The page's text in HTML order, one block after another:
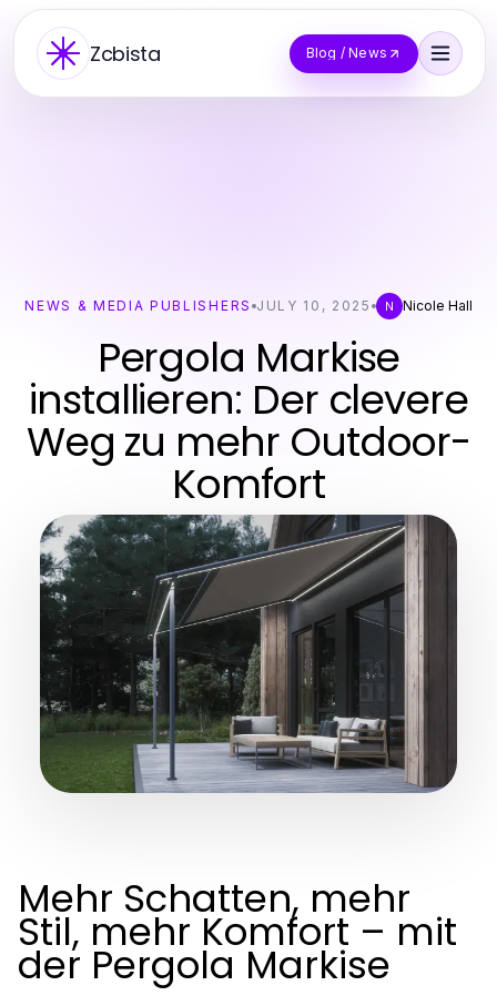
Zcbista Blog / News
NEWS & MEDIA PUBLISHERS JULY 10, 2025 N Nicole Hall
Pergola Markise
installieren: Der clevere
Weg zu mehr Outdoor-
Komfort
Mehr Schatten, mehr
Stil, mehr Komfort – mit
der Pergola Markise